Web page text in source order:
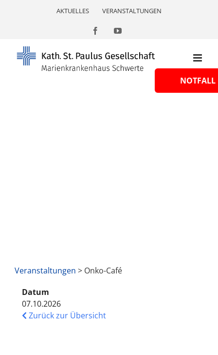
AKTUELLES VERANSTALTUNGEN
FacebookYouTube
Veranstaltungen > Onko-Café
Datum
07.10.2026
Zurück zur Übersicht
NOTFALL